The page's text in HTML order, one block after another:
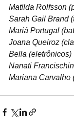
Matilda Rolfsson
Sarah Gail Brand
Mariá Portugal
Joana Queiroz
Bella (eletrônicos)
Nanati
Mariana Carvalho